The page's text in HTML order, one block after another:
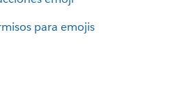
para emojis